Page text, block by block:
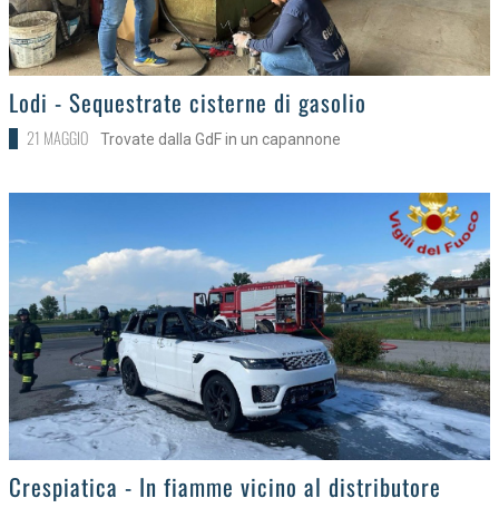
>Lodi - Sequestrate cisterne di gasolio
21 MAGGIO Trovate dalla GdF in un capannone
>
Crespiatica - In fiamme vicino al distributore